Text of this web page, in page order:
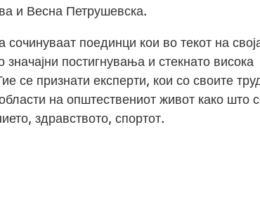
и Весна Петрушевска.
сочинуваат поединци кои во текот на
постигнувања и стекнато висока
се признати експерти, кои со своите
на општествениот живот како што
здравството, спортот.